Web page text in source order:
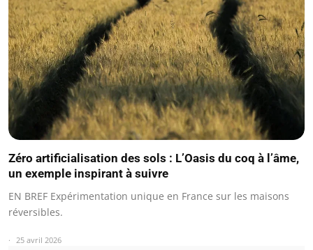
Zéro artificialisation des sols : L’Oasis du coq à l’âme,
un exemple inspirant à suivre
EN BREF Expérimentation unique en France sur les maisons
réversibles.
25 avril 2026